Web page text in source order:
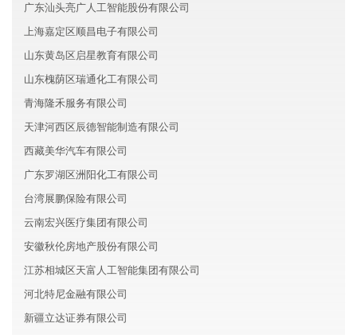
广东汕头亮广人工智能股份有限公司
上海嘉定区顺昌电子有限公司
山东黄岛区启星教育有限公司
山东槐荫区瑞通化工有限公司
青海隆禾服务有限公司
天津河西区辰德智能制造有限公司
西藏美华汽车有限公司
广东罗湖区洲阳化工有限公司
台湾展鹏保险有限公司
云南宏兴医疗集团有限公司
安徽秋伦房地产股份有限公司
江苏相城区天富人工智能集团有限公司
河北特尼金融有限公司
新疆立达证券有限公司